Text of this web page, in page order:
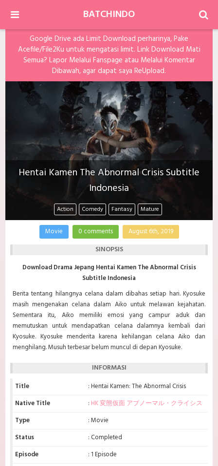
BATCHINDO
Google Drive ada Limit Download perharinya, Pake
Acefile/File2Ku untuk mengatasi limit. Link Download Mati
Semua? Lapor Melalui Fanspage atau Melalui Komentar
Dibawah, agar dapat saya ReUpload.
Hentai Kamen The Abnormal Crisis Subtitle
Indonesia
Action Comedy Fantasy Mature
Movie 0 comments August 6th, 2019
SINOPSIS
Download Drama Jepang Hentai Kamen The Abnormal Crisis
Subtitle Indonesia
Berita tentang hilangnya celana dalam dibahas setiap hari. Kyosuke
masih mengenakan celana dalam Aiko untuk melawan kejahatan.
Sementara itu, Aiko memiliki emosi yang campur aduk dan
memutuskan untuk mendapatkan celana dalamnya kembali dari
Kyosuke. Kyosuke menderita karena kehilangan celana Aiko dan
menghilang. Musuh terbesar belum muncul di depan Kyosuke.
INFORMASI
Title
: Hentai Kamen: The Abnormal Crisis
Native Title
: HK 変態仮面 アブノーマル・クライシス
Type
: Movie
Status
: Completed
Episode
: 1 Episode